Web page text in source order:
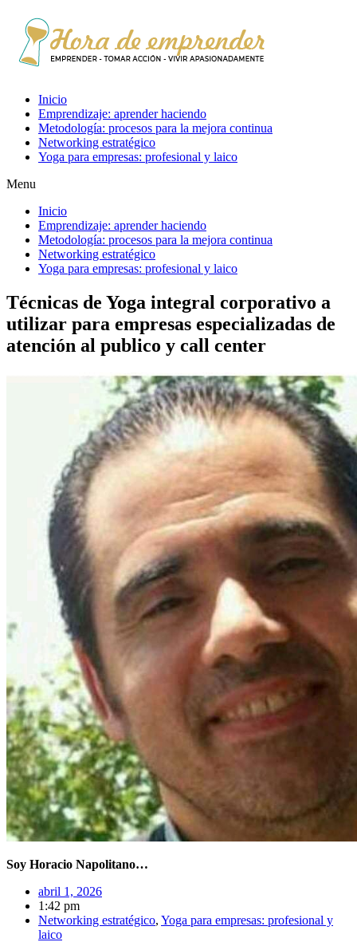
Inicio
Emprendizaje: aprender haciendo
Metodología: procesos para la mejora continua
Networking estratégico
Yoga para empresas: profesional y laico
Menu
Inicio
Emprendizaje: aprender haciendo
Metodología: procesos para la mejora continua
Networking estratégico
Yoga para empresas: profesional y laico
Técnicas de Yoga integral corporativo a
utilizar para empresas especializadas de
atención al publico y call center
Soy Horacio Napolitano…
abril 1, 2026
1:42 pm
Networking estratégico, Yoga para empresas: profesional y
laico